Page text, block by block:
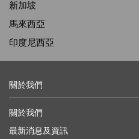
新加坡
馬來西亞
印度尼西亞
關於我們
關於我們
最新消息及資訊